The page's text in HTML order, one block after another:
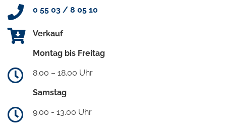
0 55 03 / 8 05 10
Verkauf
Montag bis Freitag
8.00 – 18.00 Uhr
Samstag
9.00 - 13.00 Uhr